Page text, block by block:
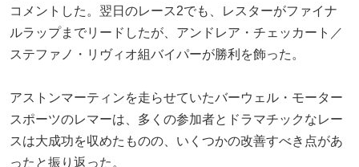
コメントした。翌日のレース2でも、レスターがファイナ
ルラップまでリードしたが、アンドレア・チェッカート／
ステファノ・リヴィオ組バイパーが勝利を飾った。
アストンマーティンを走らせていたバーウェル・モーター
スポーツのレマーは、多くの参加者とドラマチックなレー
スは大成功を収めたものの、いくつかの改善すべき点があ
ったと振り返った。